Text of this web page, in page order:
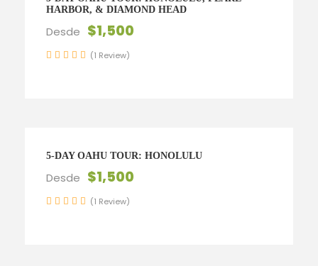
HARBOR, & DIAMOND HEAD
Desde $1,500
(1 Review)
5-DAY OAHU TOUR: HONOLULU
Desde $1,500
(1 Review)